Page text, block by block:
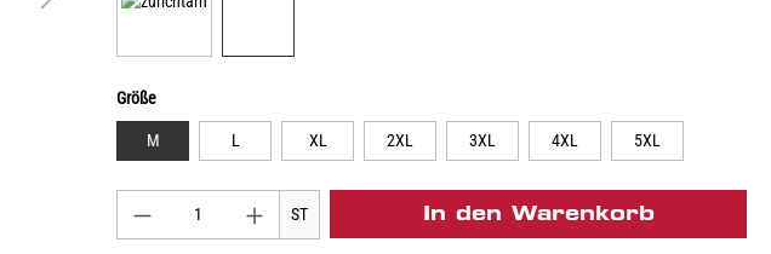
Größe
M L XL 2XL 3XL 4XL 5XL
ST In den Warenkorb